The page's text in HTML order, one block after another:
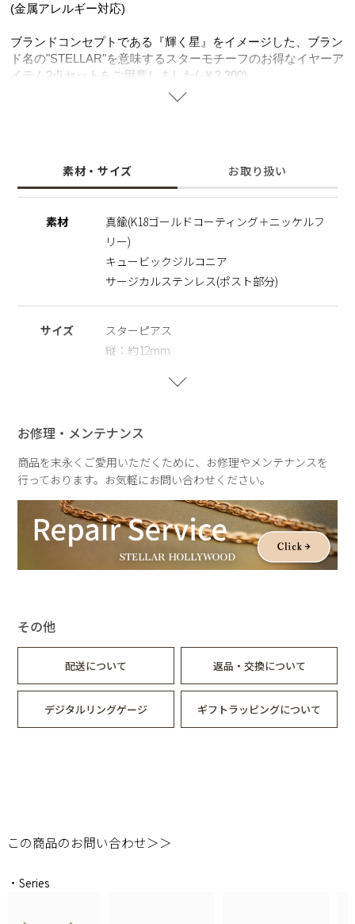
(金属アレルギー対応)
ブランドコンセプトである『輝く星』をイメージした、ブラン
ド名の"STELLAR"を意味するスターモチーフのお得なイヤーア
イテム2点セットをご用意しました(-￥3,300)
細かく並べたパヴェジルコニアが高級感漂い、華奢なサイズと
まで、コーデを選ばず大活躍。1つでも存在感があり、レイヤ
ードでご使用いただくと周りの目を惹くコーデが完成します。
テンレスとニッケルフリーを使用し肌にやさしく、大切な人へ
のギフトとしてもオススメです。
スターラインイヤーカフ
金属製のアクセサリーに含まれるニッケルで引き起こるアレル
ギーを防ぐために、ニッケルをほぼ含まずに作られた素材を指
※サージカルステンレス
医療用器具に使われている合金です。表面が特殊な膜で覆われ
ており、皮膚や汗に触れてもイオン化して溶け出しにくい素材
を指します。
素材・サイズ お取り扱い
素材
真鍮(K18ゴールドコーティング＋ニッケルフ
リー)
キュービックジルコニア
サージカルステンレス(ポスト部分)
サイズ
スターピアス
縦：約12mm
縦：約10㎜
スリット幅：約3㎜
重さ
スターピアス
約1.6g
お修理・メンテナンス
商品を末永くご愛用いただくために、お修理やメンテナンスを
行っております。お気軽にお問い合わせください。
その他
配送について 返品・交換について
デジタルリングゲージ ギフトラッピングについて
この商品のお問い合わせ＞＞
・Series